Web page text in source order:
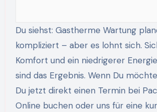
Du siehst: Gastherme Wartung
kompliziert – aber es lohnt sich.
Komfort und ein niedrigerer
sind das Ergebnis. Wenn Du
Du jetzt direkt einen Termin bei
Online buchen oder uns für eine